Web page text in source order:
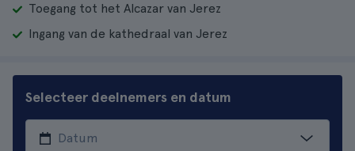
Toegang tot het Alcazar van Jerez
Ingang van de kathedraal van Jerez
Selecteer deelnemers en datum